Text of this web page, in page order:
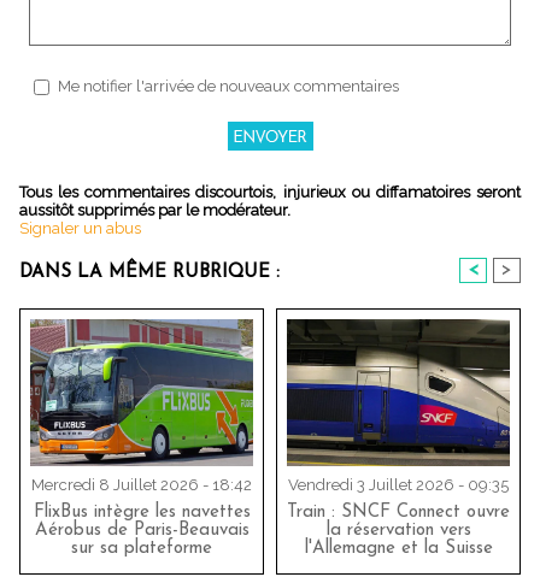
Me notifier l'arrivée de nouveaux commentaires
Tous les commentaires discourtois, injurieux ou diffamatoires seront
aussitôt supprimés par le modérateur.
Signaler un abus
DANS LA MÊME RUBRIQUE : < >
Mercredi 8 Juillet 2026 - 18:42
FlixBus intègre les navettes
Aérobus de Paris-Beauvais
sur sa plateforme
Vendredi 3 Juillet 2026 - 09:35
Train : SNCF Connect ouvre
la réservation vers
l'Allemagne et la Suisse